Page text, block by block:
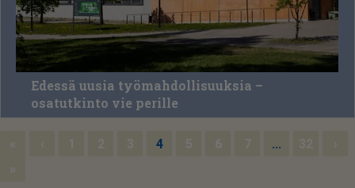
Edessä uusia työmahdollisuuksia –
osatutkinto vie perille
« ‹ 1 2 3 4 5 6 7 ... 32
›
»